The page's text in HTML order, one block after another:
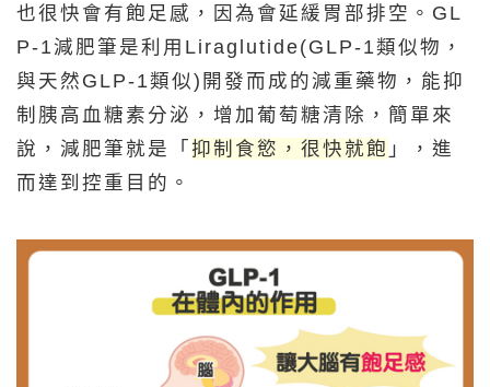
也很快會有飽足感，因為會延緩胃部排空。GL
P-1減肥筆是利用Liraglutide(GLP-1類似物，
與天然GLP-1類似)開發而成的減重藥物，能抑
制胰高血糖素分泌，增加葡萄糖清除，簡單來
說，減肥筆就是「 抑制食慾，很快就飽 」，進
而達到控重目的。